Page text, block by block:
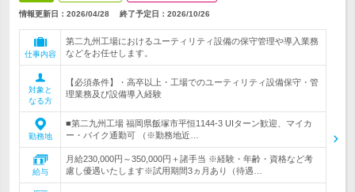
情報更新日：2026/04/28 終了予定日： 2026/10/26
仕事内容
第二九州工場におけるユーティリティ設備の保守管理や導入業務
などをお任せします。
対象と
なる方
【必須条件】・高卒以上・工場でのユーティリティ設備保守・管
理業務及び設備導入経験
勤務地
■第二九州工場 福岡県飯塚市平恒1144-3 UIターン歓迎、マイカ
ー・バイク通勤可 （※勤務地近…
給与
月給230,000円～350,000円＋諸手当 ※経験・年齢・資格など考
慮し優遇いたします※試用期間3ヵ月あり（待遇…